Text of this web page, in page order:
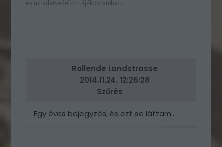
és az adatvédelmi tájékoztatóban.
Rollende Landstrasse
2014.11.24. 12:26:28
Szűrés
Egy éves bejegyzés, és ezt se láttam...